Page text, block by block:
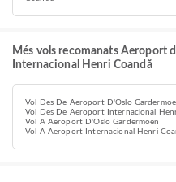
Més vols recomanats Aeroport
Internacional Henri Coandă
Vol Des De Aeroport D'Oslo
Vol Des De Aeroport Internacional
Vol A Aeroport D'Oslo Gardermoen
Vol A Aeroport Internacional Henri